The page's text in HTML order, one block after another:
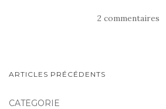
2 commentaires
NAVIGATION
ARTICLES PRÉCÉDENTS
CATÉGORIE